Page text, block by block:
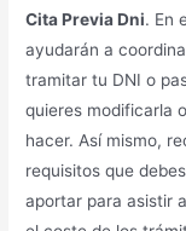
Cita Previa Dni. En
ayudarán a
tramitar tu DNI o
quieres modificarla
hacer. Así mismo,
requisitos que
aportar para asistir